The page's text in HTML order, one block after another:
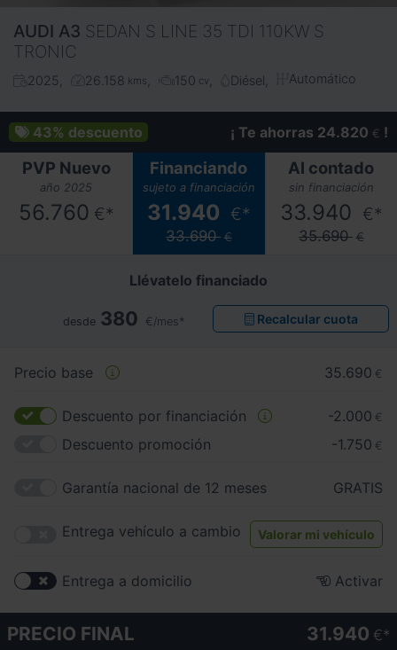
AUDI A3 SEDAN S LINE 35 TDI 110KW S
TRONIC
2025 26.158 kms 150 cv Diésel Automático
43% descuento ¡ Te ahorras 24.820 € !
PVP Nuevo
año 2025
56.760 €*
Financiando
sujeto a financiación
31.940 €*
33.690 €
Al contado
sin financiación
33.940 €*
35.690 €
Llévatelo financiado
desde 380 €/mes* Recalcular cuota
Precio base 35.690 €
Descuento por financiación -2.000 €
Descuento promoción -1.750 €
Garantía nacional de 12 meses GRATIS
Entrega vehículo a cambio Valorar mi vehículo
Entrega a domicilio Activar
PRECIO FINAL 31.940 €